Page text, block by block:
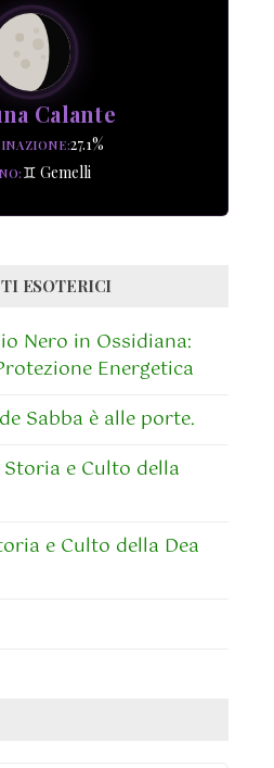
Calante
27.1%
♊ Gemelli
ESOTERICI
Nero in Ossidiana:
Energetica
Sabba è alle porte.
Storia e Culto della
e Culto della Dea